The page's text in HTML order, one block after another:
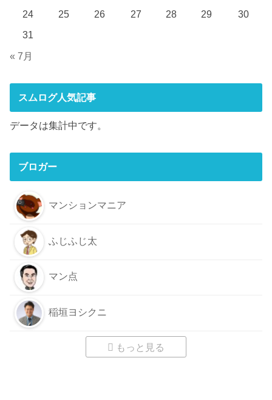
24
25 26 27 28 29
30
31
« 7月
スムログ人気記事
データは集計中です。
ブロガー
マンションマニア
ふじふじ太
マン点
稲垣ヨシクニ
もっと見る